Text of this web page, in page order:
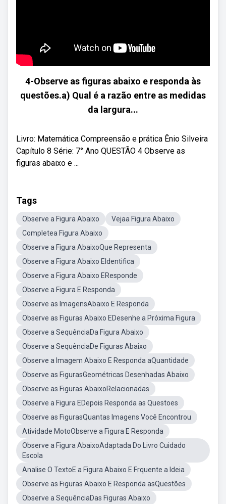
4-Observe as figuras abaixo e responda às
questões.a) Qual é a razão entre as medidas
da largura...
Livro: Matemática Compreensão e prática Ênio Silveira
Capítulo 8 Série: 7° Ano QUESTÃO 4 Observe as
figuras abaixo e ...
Tags
Observe a Figura Abaixo
Vejaa Figura Abaixo
Completea Figura Abaixo
Observe a Figura AbaixoQue Representa
Observe a Figura Abaixo EIdentifica
Observe a Figura Abaixo EResponde
Observe a Figura E Responda
Observe as ImagensAbaixo E Responda
Observe as Figuras Abaixo EDesenhe a Próxima Figura
Observe a SequênciaDa Figura Abaixo
Observe a SequênciaDe Figuras Abaixo
Observe a Imagem Abaixo E Responda aQuantidade
Observe as FigurasGeométricas Desenhadas Abaixo
Observe as Figuras AbaixoRelacionadas
Observe a Figura EDepois Responda as Questoes
Observe as FigurasQuantas Imagens Você Encontrou
Atividade MotoObserve a Figura E Responda
Observe a Figura AbaixoAdaptada Do Livro Cuidado
Escola
Analise O TextoE a Figura Abaixo E Frquente a Ideia
Observe as Figuras Abaixo E Responda asQuestões
Observe a SequênciaDas Figuras Abaixo